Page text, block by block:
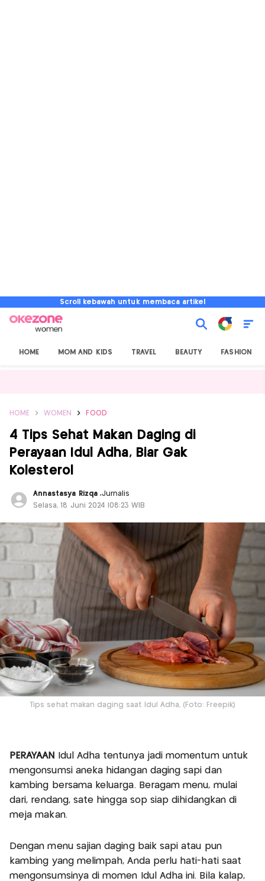
Scroll kebawah untuk membaca artikel
HOME MOM AND KIDS TRAVEL BEAUTY FASHION
HOME WOMEN FOOD
4 Tips Sehat Makan Daging di
Perayaan Idul Adha, Biar Gak
Kolesterol
Annastasya Rizqa ,Jurnalis
Selasa, 18 Juni 2024 |08:23 WIB
Tips sehat makan daging saat Idul Adha, (Foto: Freepik)
PERAYAAN
Idul Adha tentunya jadi momentum untuk
mengonsumsi aneka hidangan daging sapi dan
kambing bersama keluarga. Beragam menu, mulai
dari, rendang, sate hingga sop siap dihidangkan di
meja makan.
Dengan menu sajian daging baik sapi atau pun
kambing yang melimpah, Anda perlu hati-hati saat
mengonsumsinya di momen Idul Adha ini. Bila kalap,